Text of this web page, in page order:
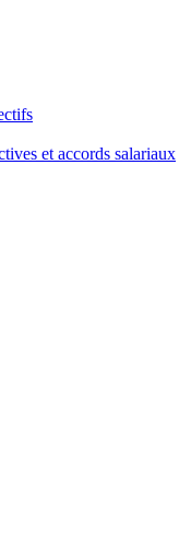
et accords salariaux